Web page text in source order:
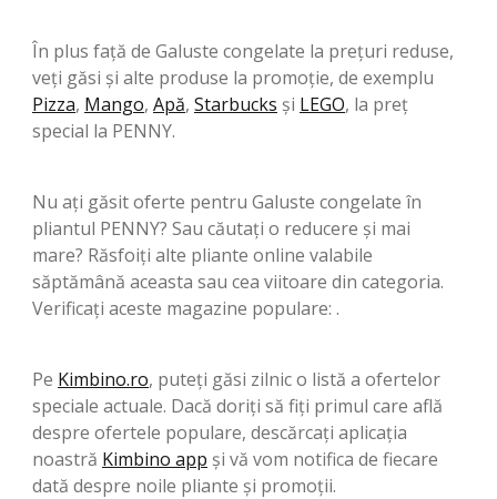
În plus față de Galuste congelate la prețuri reduse,
veți găsi și alte produse la promoție, de exemplu
Pizza, Mango, Apă, Starbucks şi LEGO, la preț
special la PENNY.
Nu ați găsit oferte pentru Galuste congelate în
pliantul PENNY? Sau căutați o reducere și mai
mare? Răsfoiți alte pliante online valabile
săptămână aceasta sau cea viitoare din categoria.
Verificați aceste magazine populare: .
Pe Kimbino.ro, puteți găsi zilnic o listă a ofertelor
speciale actuale. Dacă doriți să fiți primul care află
despre ofertele populare, descărcați aplicația
noastră Kimbino app și vă vom notifica de fiecare
dată despre noile pliante și promoții.